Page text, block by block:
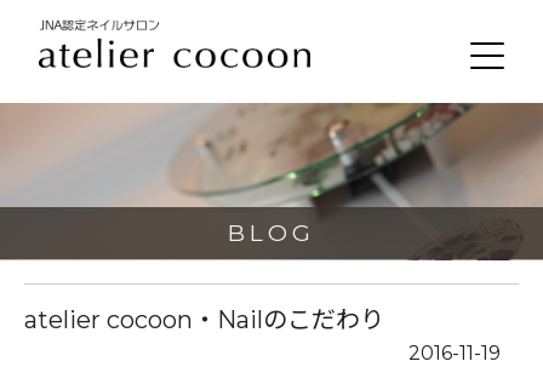
BLOG
atelier cocoon・Nailのこだわり
2016-11-19